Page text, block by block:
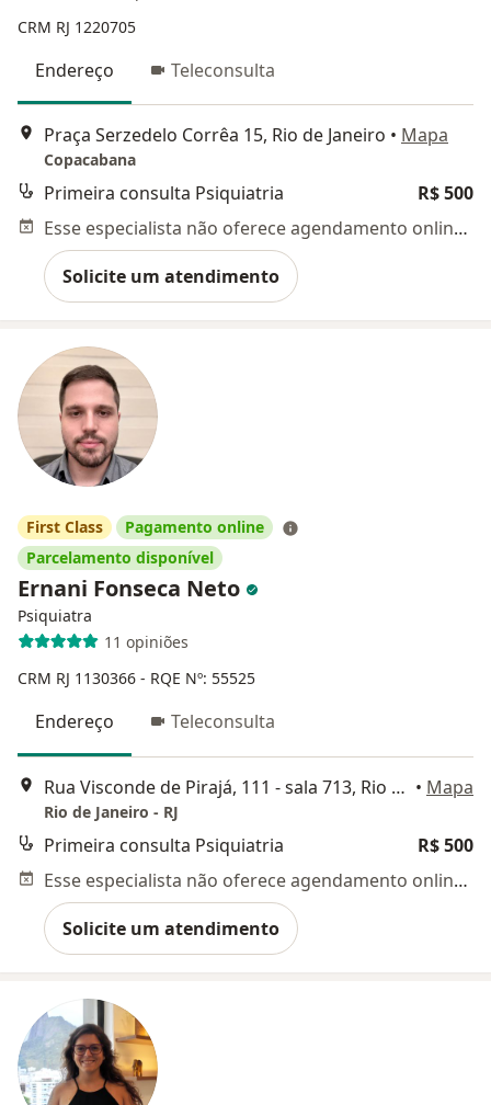
CRM RJ 1220705
Endereço Teleconsulta
Praça Serzedelo Corrêa 15, Rio de Janeiro • Mapa
Copacabana
Primeira consulta Psiquiatria
R$ 500
Esse especialista não oferece agendamento online para esse endereço.
Solicite um atendimento
First Class
Pagamento online
Parcelamento disponível
Ernani Fonseca Neto
Psiquiatra
11 opiniões
CRM RJ 1130366 - RQE Nº: 55525
Endereço Teleconsulta
Rua Visconde de Pirajá, 111 - sala 713, Rio de Janeiro • Mapa
Rio de Janeiro - RJ
Primeira consulta Psiquiatria
R$ 500
Esse especialista não oferece agendamento online para esse endereço.
Solicite um atendimento